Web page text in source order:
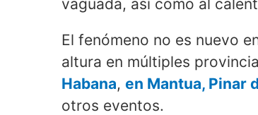
vaguada, así como al
El fenómeno no es nuevo
altura en múltiples
Habana, en Mantua, Pinar
otros eventos.